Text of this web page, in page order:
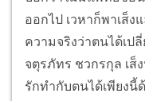
ออกไป เวหาก็พาเส็
ความจริงว่าตนได้เป
จตุรภัทร ชวกรกุล เส็
รักทำกับตนได้เพียงนี้